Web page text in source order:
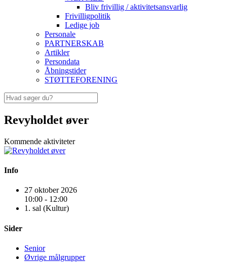
Bliv frivillig / aktivitetsansvarlig
Frivilligpolitik
Ledige job
Personale
PARTNERSKAB
Artikler
Persondata
Åbningstider
STØTTEFORENING
Revyholdet øver
Kommende aktiviteter
Info
27 oktober 2026
10:00 - 12:00
1. sal (Kultur)
Sider
Senior
Øvrige målgrupper